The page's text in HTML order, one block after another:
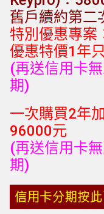
舊戶續約第二
特別優惠專案
優惠特價1年
(再送信用卡
期)
一次購買2年
96000元
(再送信用卡
期)